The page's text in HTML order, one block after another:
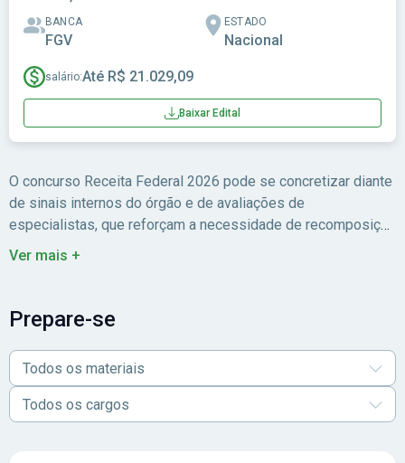
BANCA
FGV
ESTADO
Nacional
salário:Até R$ 21.029,09
Baixar Edital
O concurso Receita Federal 2026 pode se concretizar diante
de sinais internos do órgão e de avaliações de
especialistas, que reforçam a necessidade de recomposição
do quadro de servidores em todo o país.
informações, consulte o
Federal 2026, que apresenta todos os detalhes sobre a
situação atual, requisitos, etapas e cronograma. E para iniciar
os estudos, confira os materiais preparatórios para o
concurso Receita Federal!
Ver mais +
Prepare-se
Todos os materiais
Todos os cargos